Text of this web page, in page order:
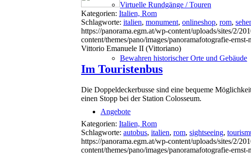
Virtuelle Rundgänge / Touren
Bewahren historischer Orte und Gebäude
Angebote
Kategorien: Italien, Rom
Schlagworte: italien, monument, onlineshop, rom,
https://panorama.egm.at/wp-content/uploads/sites/2/
content/themes/pano/images/panoramafotografie-
Vittorio Emanuele II (Vittoriano)
Im Touristenbus
Die Doppeldeckerbusse sind eine bequeme
einen Stopp bei der Station Colosseum.
Kategorien: Italien, Rom
Schlagworte: autobus, italien, rom, sightseeing,
https://panorama.egm.at/wp-content/uploads/sites/2/
content/themes/pano/images/panoramafotografie-